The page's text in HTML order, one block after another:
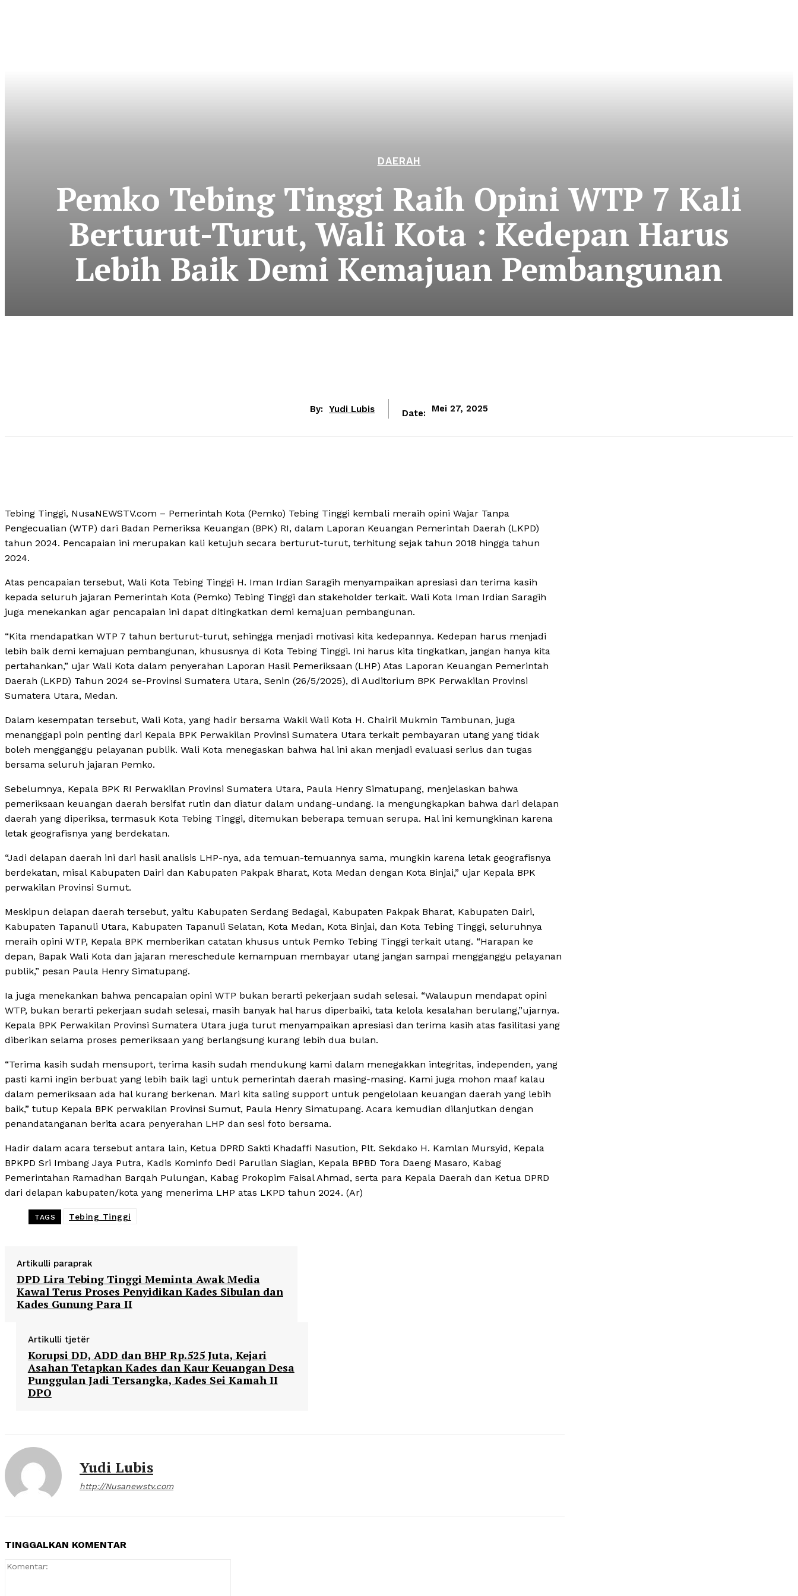
DAERAH
Pemko Tebing Tinggi Raih Opini WTP 7 Kali
Berturut-Turut, Wali Kota : Kedepan Harus
Lebih Baik Demi Kemajuan Pembangunan
By: Yudi Lubis Date: Mei 27, 2025
Tebing Tinggi, NusaNEWSTV.com – Pemerintah Kota (Pemko) Tebing Tinggi kembali meraih opini Wajar Tanpa
Pengecualian (WTP) dari Badan Pemeriksa Keuangan (BPK) RI, dalam Laporan Keuangan Pemerintah Daerah (LKPD)
tahun 2024. Pencapaian ini merupakan kali ketujuh secara berturut-turut, terhitung sejak tahun 2018 hingga tahun
2024.
Atas pencapaian tersebut, Wali Kota Tebing Tinggi H. Iman Irdian Saragih menyampaikan apresiasi dan terima kasih
kepada seluruh jajaran Pemerintah Kota (Pemko) Tebing Tinggi dan stakeholder terkait. Wali Kota Iman Irdian Saragih
juga menekankan agar pencapaian ini dapat ditingkatkan demi kemajuan pembangunan.
“Kita mendapatkan WTP 7 tahun berturut-turut, sehingga menjadi motivasi kita kedepannya. Kedepan harus menjadi
lebih baik demi kemajuan pembangunan, khususnya di Kota Tebing Tinggi. Ini harus kita tingkatkan, jangan hanya kita
pertahankan,” ujar Wali Kota dalam penyerahan Laporan Hasil Pemeriksaan (LHP) Atas Laporan Keuangan Pemerintah
Daerah (LKPD) Tahun 2024 se-Provinsi Sumatera Utara, Senin (26/5/2025), di Auditorium BPK Perwakilan Provinsi
Sumatera Utara, Medan.
Dalam kesempatan tersebut, Wali Kota, yang hadir bersama Wakil Wali Kota H. Chairil Mukmin Tambunan, juga
menanggapi poin penting dari Kepala BPK Perwakilan Provinsi Sumatera Utara terkait pembayaran utang yang tidak
boleh mengganggu pelayanan publik. Wali Kota menegaskan bahwa hal ini akan menjadi evaluasi serius dan tugas
bersama seluruh jajaran Pemko.
Sebelumnya, Kepala BPK RI Perwakilan Provinsi Sumatera Utara, Paula Henry Simatupang, menjelaskan bahwa
pemeriksaan keuangan daerah bersifat rutin dan diatur dalam undang-undang. Ia mengungkapkan bahwa dari delapan
daerah yang diperiksa, termasuk Kota Tebing Tinggi, ditemukan beberapa temuan serupa. Hal ini kemungkinan karena
letak geografisnya yang berdekatan.
“Jadi delapan daerah ini dari hasil analisis LHP-nya, ada temuan-temuannya sama, mungkin karena letak geografisnya
berdekatan, misal Kabupaten Dairi dan Kabupaten Pakpak Bharat, Kota Medan dengan Kota Binjai,” ujar Kepala BPK
perwakilan Provinsi Sumut.
Meskipun delapan daerah tersebut, yaitu Kabupaten Serdang Bedagai, Kabupaten Pakpak Bharat, Kabupaten Dairi,
Kabupaten Tapanuli Utara, Kabupaten Tapanuli Selatan, Kota Medan, Kota Binjai, dan Kota Tebing Tinggi, seluruhnya
meraih opini WTP, Kepala BPK memberikan catatan khusus untuk Pemko Tebing Tinggi terkait utang. “Harapan ke
depan, Bapak Wali Kota dan jajaran mereschedule kemampuan membayar utang jangan sampai mengganggu pelayanan
publik,” pesan Paula Henry Simatupang.
Ia juga menekankan bahwa pencapaian opini WTP bukan berarti pekerjaan sudah selesai. “Walaupun mendapat opini
WTP, bukan berarti pekerjaan sudah selesai, masih banyak hal harus diperbaiki, tata kelola kesalahan berulang,”ujarnya.
Kepala BPK Perwakilan Provinsi Sumatera Utara juga turut menyampaikan apresiasi dan terima kasih atas fasilitasi yang
diberikan selama proses pemeriksaan yang berlangsung kurang lebih dua bulan.
“Terima kasih sudah mensuport, terima kasih sudah mendukung kami dalam menegakkan integritas, independen, yang
pasti kami ingin berbuat yang lebih baik lagi untuk pemerintah daerah masing-masing. Kami juga mohon maaf kalau
dalam pemeriksaan ada hal kurang berkenan. Mari kita saling support untuk pengelolaan keuangan daerah yang lebih
baik,” tutup Kepala BPK perwakilan Provinsi Sumut, Paula Henry Simatupang. Acara kemudian dilanjutkan dengan
penandatanganan berita acara penyerahan LHP dan sesi foto bersama.
Hadir dalam acara tersebut antara lain, Ketua DPRD Sakti Khadaffi Nasution, Plt. Sekdako H. Kamlan Mursyid, Kepala
BPKPD Sri Imbang Jaya Putra, Kadis Kominfo Dedi Parulian Siagian, Kepala BPBD Tora Daeng Masaro, Kabag
Pemerintahan Ramadhan Barqah Pulungan, Kabag Prokopim Faisal Ahmad, serta para Kepala Daerah dan Ketua DPRD
dari delapan kabupaten/kota yang menerima LHP atas LKPD tahun 2024. (Ar)
TAGS Tebing Tinggi
Artikulli paraprak
DPD Lira Tebing Tinggi Meminta Awak Media
Kawal Terus Proses Penyidikan Kades Sibulan dan
Kades Gunung Para II
Artikulli tjetër
Korupsi DD, ADD dan BHP Rp.525 Juta, Kejari
Asahan Tetapkan Kades dan Kaur Keuangan Desa
Punggulan Jadi Tersangka, Kades Sei Kamah II
DPO
Yudi Lubis
http://Nusanewstv.com
TINGGALKAN KOMENTAR